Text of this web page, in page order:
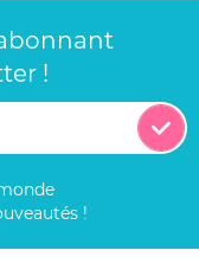
!
!